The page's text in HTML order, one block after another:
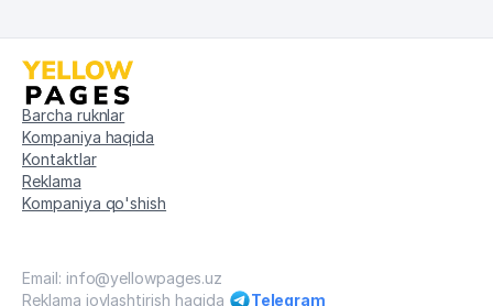
Barcha ruknlar
Kompaniya haqida
Kontaktlar
Reklama
Kompaniya qo'shish
Email: info@yellowpages.uz
Reklama joylashtirish haqida
Telegram